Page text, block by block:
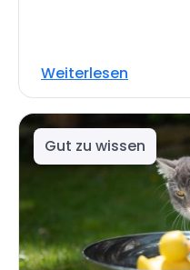
Weiterlesen
Gut zu wissen